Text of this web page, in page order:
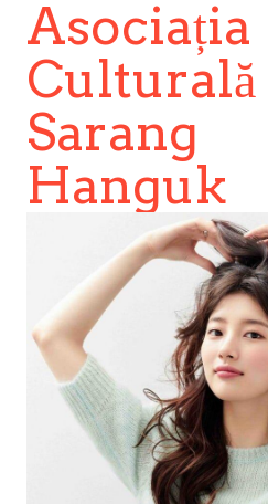
Asociația
Culturală
Sarang
Hanguk